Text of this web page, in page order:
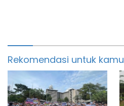
Rekomendasi untuk kamu